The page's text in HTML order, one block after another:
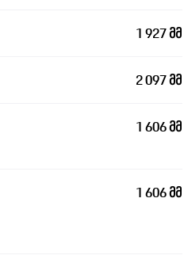
1 927 მმ
2 097 მმ
1 606 მმ
1 606 მმ